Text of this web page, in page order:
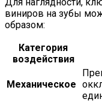
виниров на зубы
образом:
Категория
воздействия
Механическое